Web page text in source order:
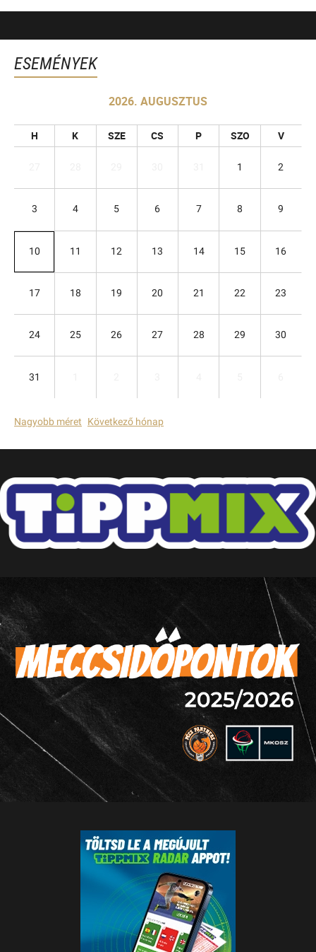
ESEMÉNYEK
2026. AUGUSZTUS
H K SZE CS P SZO V
1 2
3 4 5 6 7 8 9
10 11 12 13 14 15 16
17 18 19 20 21 22 23
24 25 26 27 28 29 30
31
Nagyobb méret Következő hónap